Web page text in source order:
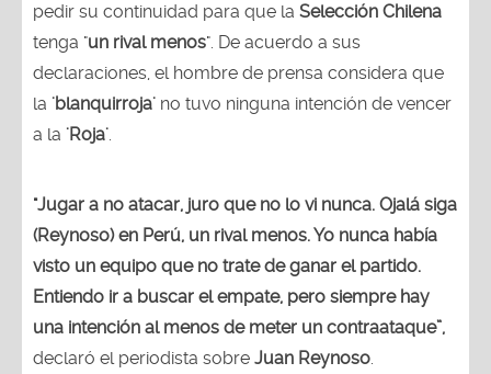
pedir su continuidad para que la Selección Chilena
tenga "un rival menos". De acuerdo a sus
declaraciones, el hombre de prensa considera que
la 'blanquirroja' no tuvo ninguna intención de vencer
a la 'Roja'.
"Jugar a no atacar, juro que no lo vi nunca. Ojalá siga
(Reynoso) en Perú, un rival menos. Yo nunca había
visto un equipo que no trate de ganar el partido.
Entiendo ir a buscar el empate, pero siempre hay
una intención al menos de meter un contraataque”,
declaró el periodista sobre Juan Reynoso.